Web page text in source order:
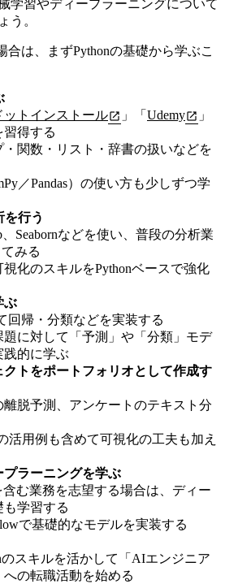
学習やディープラーニングについて
う。
合は、まずPythonの基礎から学ぶこ
ットインストール 」「 Udemy
」
得する
・関数・リスト・辞書の扱いなどを
／Pandas）の使い方も少しずつ学
を行う
、Seabornなどを使い、普段の分析業
みる
視化のスキルをPythonベースで強化
ぶ
回帰・分類などを実装する
題に対して「予測」や「分類」モデ
践的に学ぶ
トをポートフォリオとして作成す
離脱予測、アンケートのテキスト分
活用例も含めて可視化の工夫も加え
ラーニングを学ぶ
含む業務を志望する場合は、ディー
学習する
で基礎的なモデルを実装する
のスキルを活かして「AIエンジニア
への転職活動を始める